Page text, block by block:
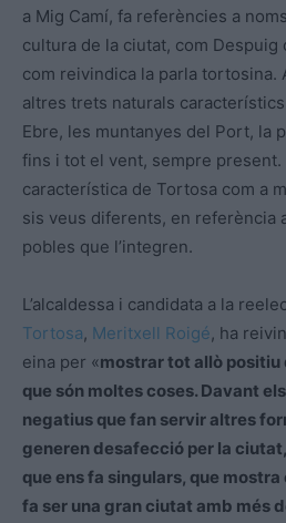
a Mig Camí, fa referències a
cultura de la ciutat, com Despuig
com reivindica la parla tortosina.
altres trets naturals
Ebre, les muntanyes del Port, la
fins i tot el vent, sempre present.
característica de Tortosa com a
sis veus diferents, en referència
pobles que l’integren.
L’alcaldessa i candidata a la
Tortosa, Meritxell Roigé, ha
eina per «mostrar tot allò positiu
que són moltes coses. Davant
negatius que fan servir altres
generen desafecció per la
que ens fa singulars, que
fa ser una gran ciutat amb més